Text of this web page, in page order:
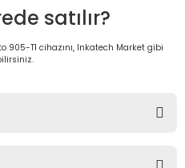
satılır?
T1 cihazını, Inkatech Market gibi